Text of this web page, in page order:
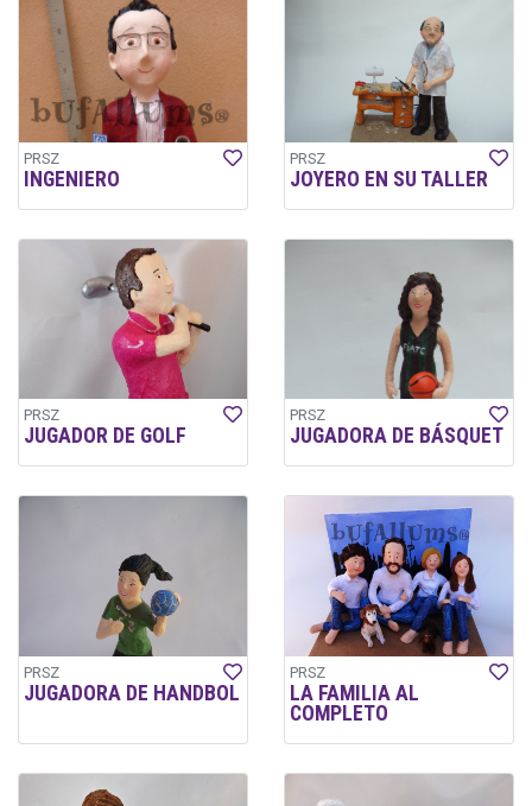
PRSZ
INGENIERO
PRSZ
JOYERO EN SU TALLER
PRSZ
JUGADOR DE GOLF
PRSZ
JUGADORA DE BÁSQUET
PRSZ
JUGADORA DE HANDBOL
PRSZ
LA FAMILIA AL
COMPLETO